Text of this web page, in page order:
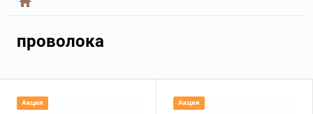
проволока
Акция Акция